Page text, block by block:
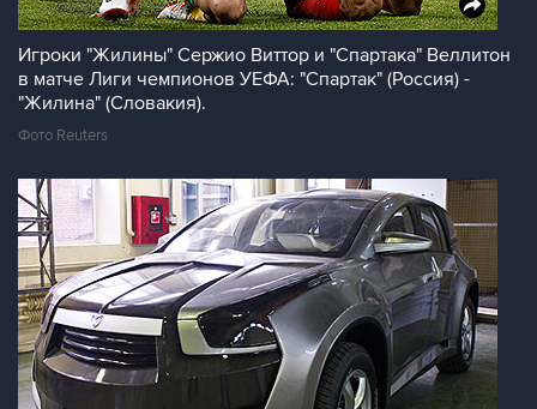
Игроки "Жилины" Сержио Виттор и "Спартака" Веллитон
в матче Лиги чемпионов УЕФА: "Спартак" (Россия) -
"Жилина" (Словакия).
Фото Reuters